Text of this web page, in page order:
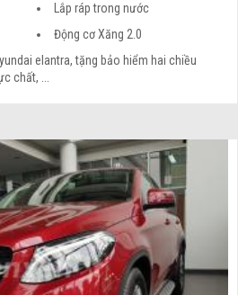
Lắp ráp trong nước
Động cơ Xăng 2.0
elantra, tặng bảo hiểm hai chiều
chất, ...